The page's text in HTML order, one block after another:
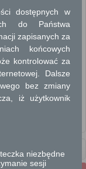
z tytułu podatku od
z tytułu podatku
dostępnych w
do Państwa
zapisanych za
końcowych
kontrolować za
Dalsze
bez zmiany
iż użytkownik
niezbędne
sesji